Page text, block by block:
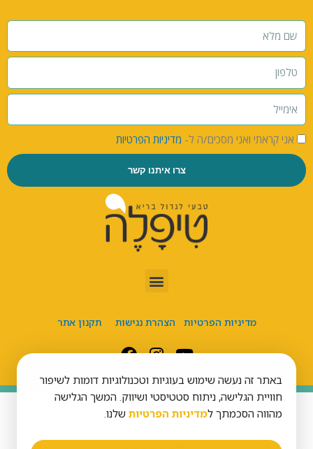
באתר זה נעשה שימוש בעוגיות וטכנולוגיות דומות לשיפור
חוויית הגלישה, ניתוח סטטיסטי ושיווק. המשך הגלישה
מהווה הסכמתך למדיניות הפרטיות שלנו.
אני קראתי ואני מסכים/ה ל- מדיניות הפרטיות
צרו איתנו קשר
מדיניות הפרטיות הצהרת נגישות תקנון אתר
כל הזכויות שמורות לטיפל’ה